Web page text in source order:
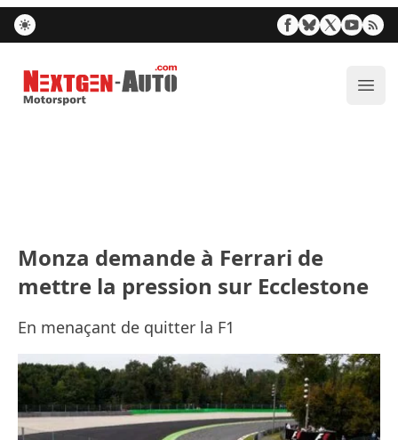
Nextgen-Auto.com
Monza demande à Ferrari de
mettre la pression sur Ecclestone
En menaçant de quitter la F1